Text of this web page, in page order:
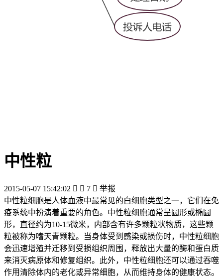
中性粒
2015-05-07 15:42:02   7  举报
中性粒细胞是人体血液中最常见的白细胞类型之一，它们在免
疫系统中扮演着重要的角色。中性粒细胞通常呈圆形或椭圆
形，直径约为10-15微米，内部含有许多颗粒状物质，这些颗
粒被称为嗜天青颗粒。当身体受到感染或损伤时，中性粒细胞
会迅速增殖并迁移到受损组织周围，释放出大量的酶和蛋白质
来消灭病原体和修复组织。此外，中性粒细胞还可以通过吞噬
作用清除体内的老化或异常细胞，从而维持身体的健康状态。